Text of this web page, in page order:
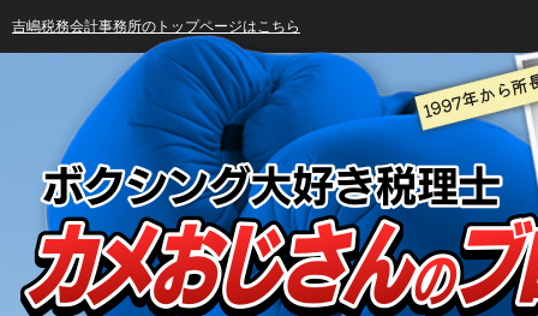
吉嶋税務会計事務所のトップページはこちら